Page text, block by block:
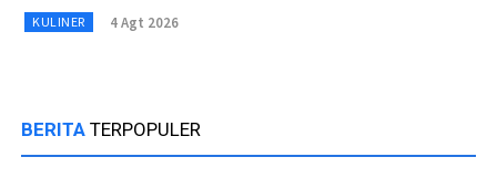
KULINER 4 Agt 2026
BERITA TERPOPULER